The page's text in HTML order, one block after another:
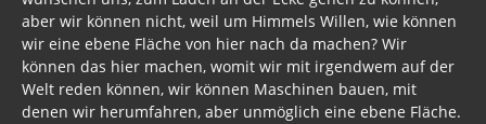
aber wir können nicht, weil um Himmels Willen, wie können
wir eine ebene Fläche von hier nach da machen? Wir
können das hier machen, womit wir mit irgendwem auf der
Welt reden können, wir können Maschinen bauen, mit
denen wir herumfahren, aber unmöglich eine ebene Fläche.